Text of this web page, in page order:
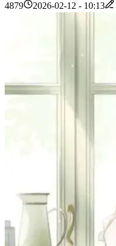
4879 2026-02-12 - 10:13